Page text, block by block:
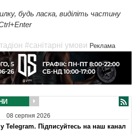
будь ласка, виділіть частину
#санітарні умови Реклама
08 серпня 2026
Telegram. Підписуйтесь на наш канал